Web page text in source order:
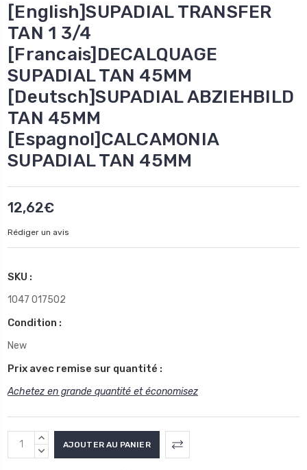
[English]SUPADIAL TRANSFER
TAN 1 3/4
[Francais]DECALQUAGE
SUPADIAL TAN 45MM
[Deutsch]SUPADIAL ABZIEHBILD
TAN 45MM
[Espagnol]CALCAMONIA
SUPADIAL TAN 45MM
12,62€
Rédiger un avis
SKU :
1047 017502
Condition :
New
Prix avec remise sur quantité :
Achetez en grande quantité et économisez
Stock
actuel
AUGMENTER
LA
DIMINUER